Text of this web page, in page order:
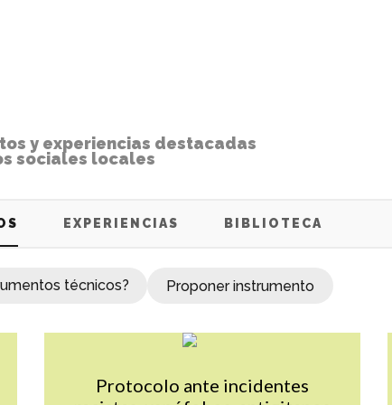
y experiencias destacadas
sociales locales
EXPERIENCIAS BIBLIOTECA
técnicos? Proponer instrumento
Protocolo ante incidentes